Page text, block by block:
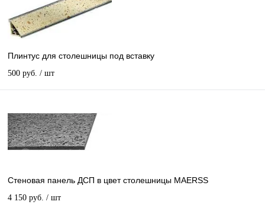
Плинтус для столешницы под вставку
500 руб. / шт
Стеновая панель ДСП в цвет столешницы MAERSS
4 150 руб. / шт